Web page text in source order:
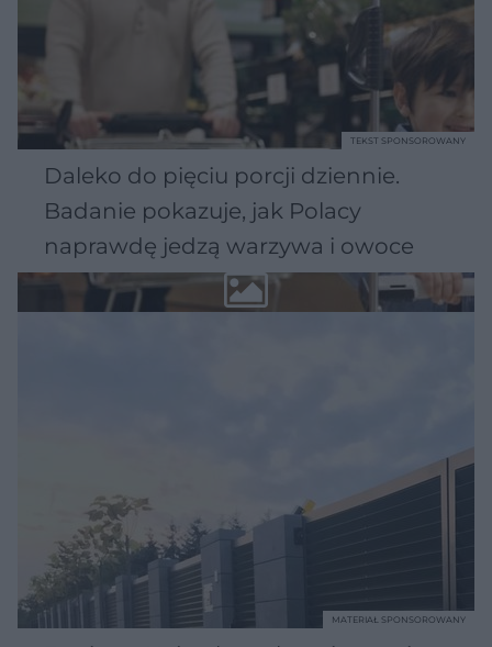
Daleko do pięciu porcji dziennie.
Badanie pokazuje, jak Polacy
naprawdę jedzą warzywa i owoce
TEKST SPONSOROWANY
MATERIAŁ SPONSOROWANY